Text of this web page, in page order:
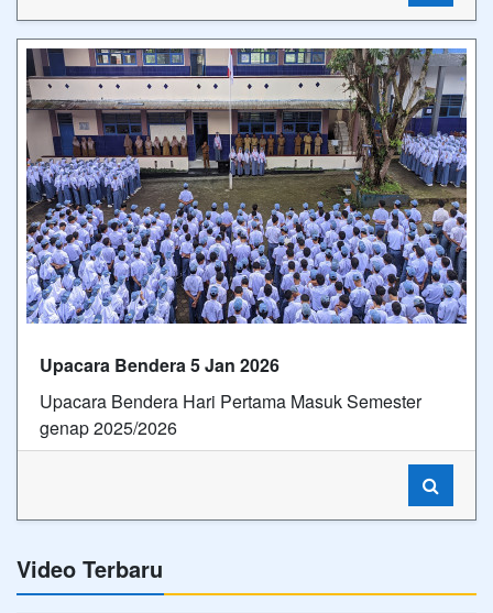
Upacara Bendera 5 Jan 2026
Upacara Bendera Hari Pertama Masuk Semester
genap 2025/2026
Video Terbaru